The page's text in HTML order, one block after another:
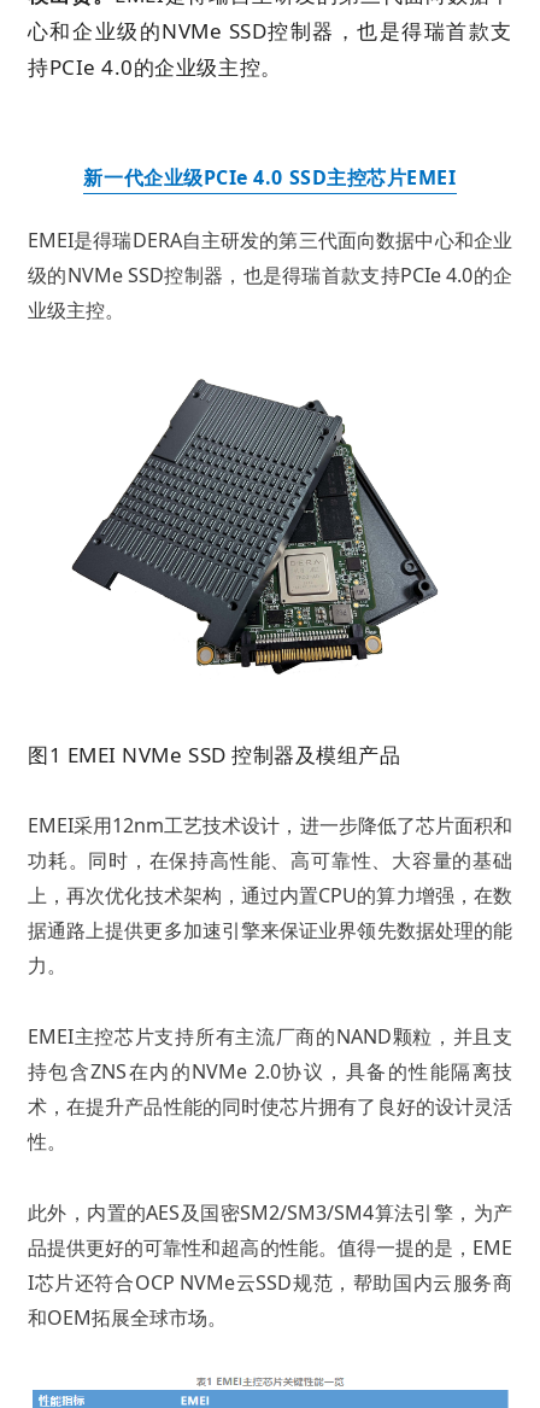
心和企业级的NVMe SSD控制器，也是得瑞首款支
持PCIe 4.0的企业级主控。
新一代企业级PCIe 4.0 SSD主控芯片EMEI
EMEI是得瑞DERA自主研发的第三代面向数据中心和企业
级的NVMe SSD控制器，也是得瑞首款支持PCIe 4.0的企
业级主控。
图1 EMEI NVMe SSD 控制器及模组产品
EMEI采用12nm工艺技术设计，进一步降低了芯片面积和
功耗。同时，在保持高性能、高可靠性、大容量的基础
上，再次优化技术架构，通过内置CPU的算力增强，在数
据通路上提供更多加速引擎来保证业界领先数据处理的能
力。
EMEI主控芯片支持所有主流厂商的NAND颗粒，并且支
持包含ZNS在内的NVMe 2.0协议，具备的性能隔离技
术，在提升产品性能的同时使芯片拥有了良好的设计灵活
性。
此外，内置的AES及国密SM2/SM3/SM4算法引擎，为产
品提供更好的可靠性和超高的性能。值得一提的是，EME
I芯片还符合OCP NVMe云SSD规范，帮助国内云服务商
和OEM拓展全球市场。